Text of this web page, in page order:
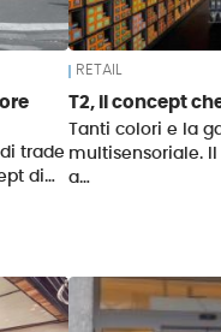
trade
di…
RETAIL
T2, il concept
Tanti colori e la
multisensoriale.
a…